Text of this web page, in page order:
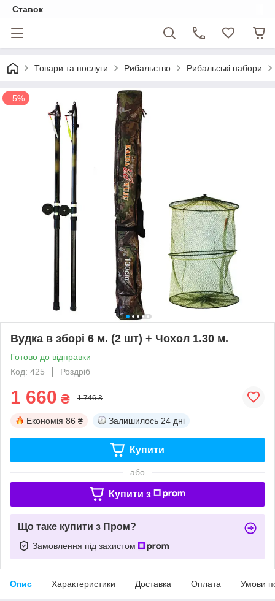
Ставок
Товари та послуги Рибальство Рибальські набори
–5%
Вудка в зборі 6 м. (2 шт) + Чохол 1.30 м.
Готово до відправки
Код: 425
Роздріб
1 660 ₴ 1 746 ₴
Економія 86 ₴ Залишилось 24 дні
Купити
або
Купити з
Що таке купити з Пром?
Замовлення під захистом
Опис Характеристики Доставка Оплата Умови